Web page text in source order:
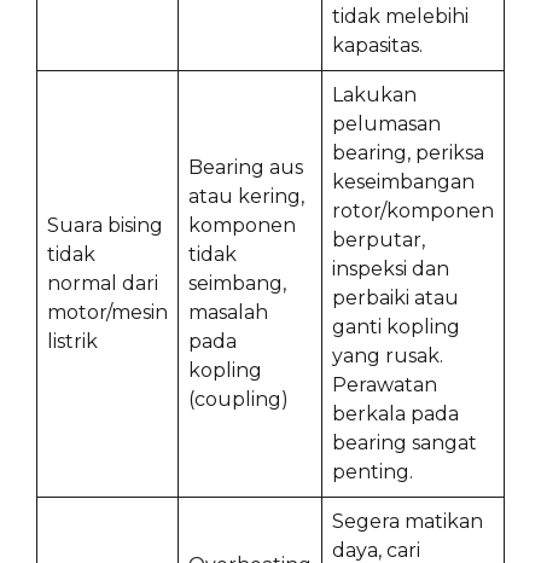
tidak melebihi
kapasitas.
Suara bising
tidak
normal dari
motor/mesin
listrik
Bearing aus
atau kering,
komponen
tidak
seimbang,
masalah
pada
kopling
(coupling)
Lakukan
pelumasan
bearing, periksa
keseimbangan
rotor/komponen
berputar,
inspeksi dan
perbaiki atau
ganti kopling
yang rusak.
Perawatan
berkala pada
bearing sangat
penting.
Segera matikan
daya, cari